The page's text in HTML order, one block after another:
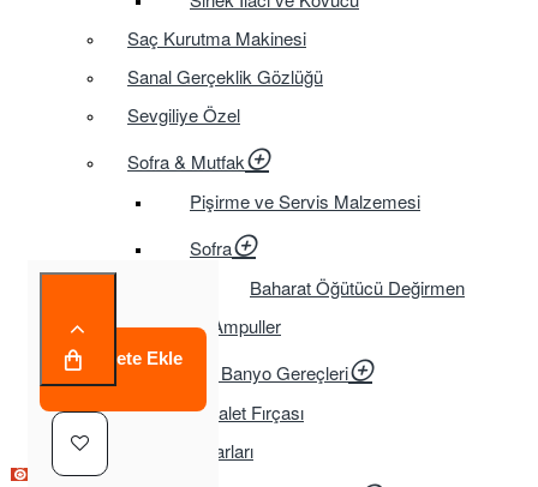
Saç Kurutma Makinesi
Sanal Gerçeklik Gözlüğü
Sevgiliye Özel
Sofra & Mutfak
Pişirme ve Servis Malzemesi
Sofra
Baharat Öğütücü Değirmen
Tasarruflu Ampuller
Temizlik ve Banyo Gereçleri
Tuvalet Fırçası
TV Aksesuarları
Sepete Ekle
Çok Satılan Ürün
Çok Satılan Ürün
Çok Satılan Ürün
Çok Satılan Ürün
Çok Satılan Ürün
Çok Satılan Ürün
Çok Satılan Ürün
Çok Satılan Ürün
Çok Satılan Ürün
Çok Satılan Ürün